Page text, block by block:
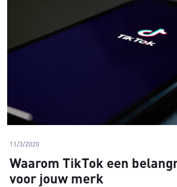
11/3/2020
Waarom TikTok een
voor jouw merk